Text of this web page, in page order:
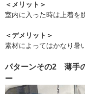
＜メリット＞
室内に入った時は上着を
＜デメリット＞
素材によってはかなり暑
パターンその2 薄手
ー